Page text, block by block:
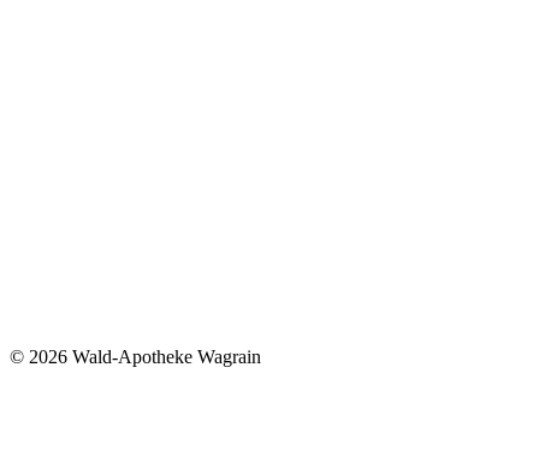
© 2026 Wald-Apotheke Wagrain